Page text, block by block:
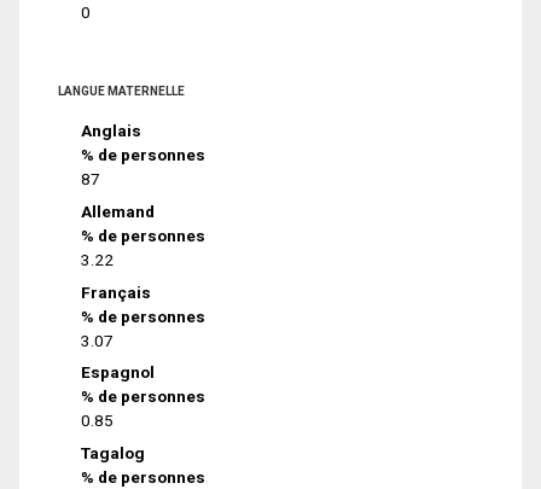
0
LANGUE MATERNELLE
Anglais
% de personnes
87
Allemand
% de personnes
3.22
Français
% de personnes
3.07
Espagnol
% de personnes
0.85
Tagalog
% de personnes